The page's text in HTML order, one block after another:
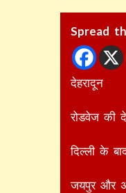
Spread
देहरादून
रोडवेज की
दिल्ली के
जयपुर और